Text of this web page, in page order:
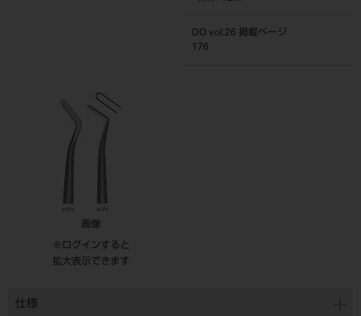
DO vol.26 掲載ページ
176
画像
※ログインすると
拡大表示できます
仕様